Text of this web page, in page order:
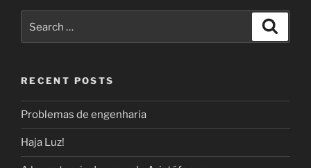
for:
RECENT POSTS
Problemas de engenharia
Haja Luz!